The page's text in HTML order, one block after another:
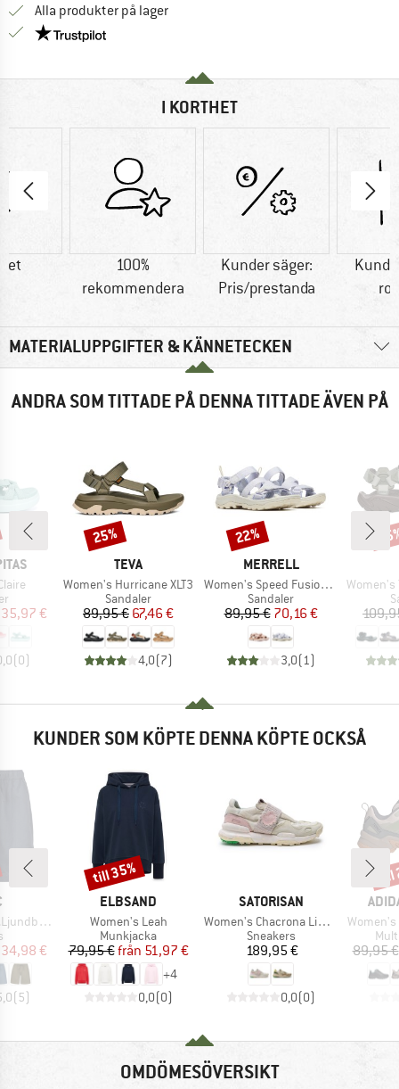
Alla produkter på lager
Trust Pilot-garanti - hitta all information här!
I KORTHET
100%
rekommendera
Kunder säger:
Pris/prestanda
MATERIALUPPGIFTER & KÄNNETECKEN
ANDRA SOM TITTADE PÅ DENNA TITTADE ÄVEN PÅ
pris
35,97 €
(0)
VARUMÄRKE
TEVA
Produkter
Women's Hurricane XLT3
Produktgrupp
Sandaler
Pris
89,95 €Reducerat pris
67,46 €
4,0(7)
Rabatt
25%
VARUMÄRKE
MERRELL
Produkter
Women's Speed Fusion Sport RMX
Produktgrupp
Sandaler
Pris
89,95 €Reducerat pris
70,16 €
3,0( 1)
Rabatt
22%
Produkter
Women's
KUNDER SOM KÖPTE DENNA KÖPTE OCKSÅ
Shorts
pris
34,98 €
(5)
VARUMÄRKE
ELBSAND
Produkter
Women's Leah
Produktgrupp
Munkjacka
Pris
79,95 € Reducerat pris
från 51,97 €
+4
0,0(0)
Rabatt
till 35%
VARUMÄRKE
SATORISAN
Produkter
Women's Chacrona Linen Elastics
Produktgrupp
Sneakers
Pris
189,95 €
0,0(0)
Produkter
Women's
89,95 €
OMDÖMESÖVERSIKT